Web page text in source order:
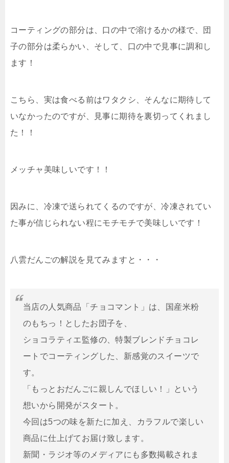
コーティングの部分は、口の中で溶けるかの様で、団
子の部分は柔らかい、そして、口の中で見事に調和し
ます！
こちら、実は食べる前はワタクシ、そんなに期待して
いなかったのですが、見事に期待を裏切ってくれまし
た！！
メッチャ美味しいです！！
因みに、冷凍で送られてくるのですが、冷凍されてい
た事が信じられない程にモチモチで美味しいです！
八雲だんごの解説を見てみますと・・・
当店の人気商品「チョコマント」は、国産米粉
のもちっ！としたお団子を、
ショコラティエ監修の、特製ブレンドチョコレ
ートでコーティングした、新感覚のスイーツで
す。
「もっとおだんごに親しんでほしい！」という
想いから開発がスタート。
今回は5つの味を新たに加え、カラフルで楽しい
商品に仕上げてお届け致します。
新聞・ラジオ等のメディアにも多数掲載されま